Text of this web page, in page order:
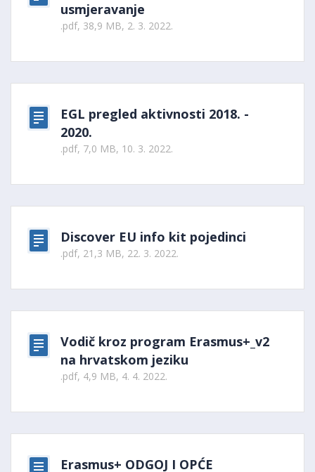
usmjeravanje
.pdf, 38,9 MB, 2. 3. 2022.
EGL pregled aktivnosti 2018. -
2020.
.pdf, 7,0 MB, 10. 3. 2022.
Discover EU info kit pojedinci
.pdf, 21,3 MB, 22. 3. 2022.
Vodič kroz program Erasmus+_v2
na hrvatskom jeziku
.pdf, 4,9 MB, 4. 4. 2022.
Erasmus+ ODGOJ I OPĆE